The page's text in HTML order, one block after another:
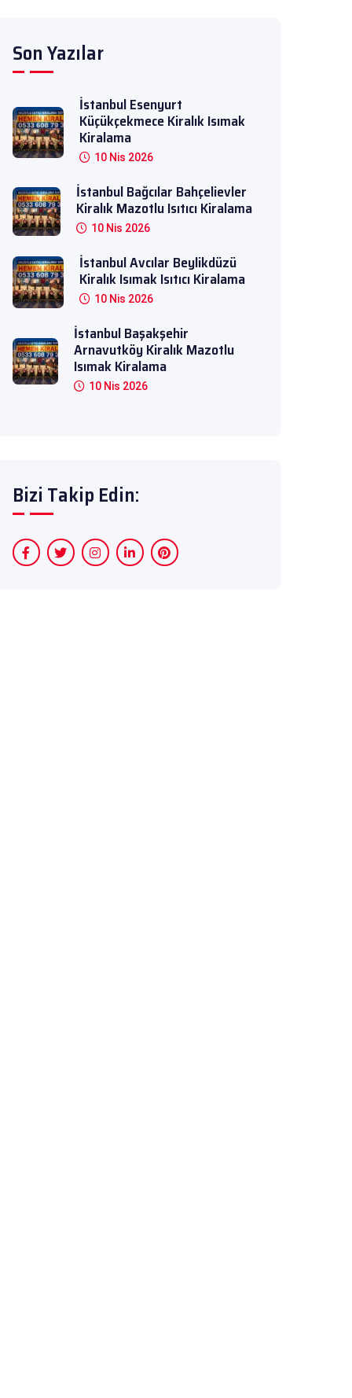
Son Yazılar
İstanbul Esenyurt
Küçükçekmece Kiralık Isımak
Kiralama
10 Nis 2026
İstanbul Bağcılar Bahçelievler
Kiralık Mazotlu Isıtıcı Kiralama
10 Nis 2026
İstanbul Avcılar Beylikdüzü
Kiralık Isımak Isıtıcı Kiralama
10 Nis 2026
İstanbul Başakşehir
Arnavutköy Kiralık Mazotlu
Isımak Kiralama
10 Nis 2026
Bizi Takip Edin: